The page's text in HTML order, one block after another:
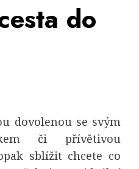
do
dovolenou se svým
či přívětivou
sblížit chcete co